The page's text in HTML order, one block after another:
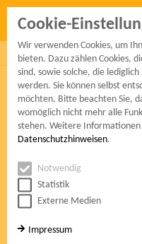
mitglieder
service
Aktuelles
Holzhaus Konfigurator
htt15-Vorstand
htt15-Büro
Links zum Thema Holz
Cookie-
Wir verwenden Cookies, um
bieten. Dazu zählen Cookies,
sind, sowie solche, die
werden. Sie können selbst
möchten. Bitte beachten Sie,
womöglich nicht mehr alle
stehen. Weitere Informationen
Datenschutzhinweisen.
Notwendig
Statistik
Externe Medien
Impressum